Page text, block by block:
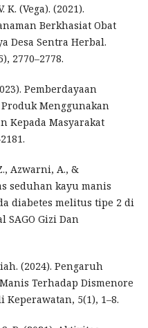
(Vega). (2021).
Berkhasiat Obat
Desa Sentra Herbal.
2770–2778.
Pemberdayaan
Menggunakan
Kepada Masyarakat
Azwarni, A., &
seduhan kayu manis
diabetes melitus tipe 2 di
SAGO Gizi Dan
(2024). Pengaruh
Terhadap Dismenore
Keperawatan, 5(1), 1–8.